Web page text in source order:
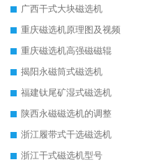
广西干式大块磁选机
重庆磁选机原理图及视频
重庆磁选机高强磁磁辊
揭阳永磁筒式磁选机
福建钛尾矿湿式磁选机
陕西永磁磁选机的调整
浙江履带式干选磁选机
浙江干式磁选机型号